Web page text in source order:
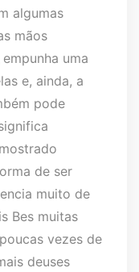
algumas
mãos
uma
e, ainda, a
pode
de ser
muito de
Bes muitas
vezes de
deuses